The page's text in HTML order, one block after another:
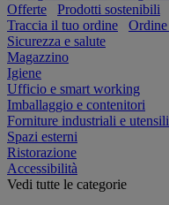
Offerte Prodotti sostenibili
Traccia il tuo ordine
Sicurezza e salute
Magazzino
Igiene
Ufficio e smart working
Imballaggio e contenitori
Forniture industriali e utensili
Spazi esterni
Ristorazione
Accessibilità
Vedi tutte le categorie